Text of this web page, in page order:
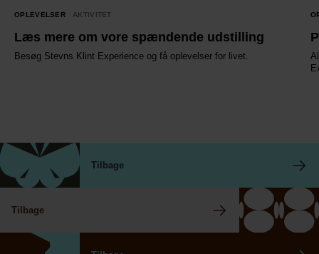
OPLEVELSER AKTIVITET
Læs mere om vore spændende udstilling
Besøg Stevns Klint Experience og få oplevelser for livet.
Tilbage
Tilbage